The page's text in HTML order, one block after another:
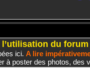
du forum
ici. A lire
à poster des photos, des